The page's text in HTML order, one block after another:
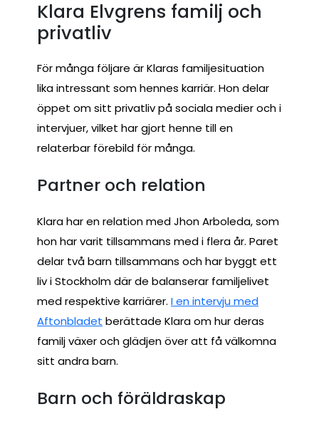
Klara Elvgrens familj och
privatliv
För många följare är Klaras familjesituation
lika intressant som hennes karriär. Hon delar
öppet om sitt privatliv på sociala medier och i
intervjuer, vilket har gjort henne till en
relaterbar förebild för många.
Partner och relation
Klara har en relation med Jhon Arboleda, som
hon har varit tillsammans med i flera år. Paret
delar två barn tillsammans och har byggt ett
liv i Stockholm där de balanserar familjelivet
med respektive karriärer. I en intervju med
Aftonbladet berättade Klara om hur deras
familj växer och glädjen över att få välkomna
sitt andra barn.
Barn och föräldraskap